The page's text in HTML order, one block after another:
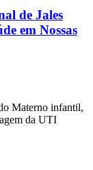
de Jales
em Nossas
Materno infantil,
da UTI